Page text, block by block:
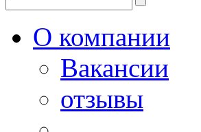
О компании
Вакансии
отзывы